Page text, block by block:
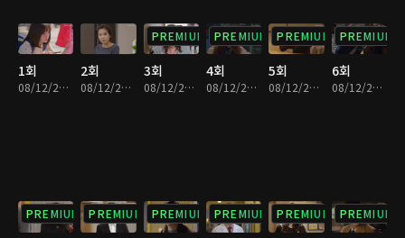
1회
08/12/2022 • 1시간 8분
2회
08/12/2022 • 1시간 5분
PREMIUM
3회
08/12/2022 • 1시간 6분
PREMIUM
4회
08/12/2022 • 1시간 4분
PREMIUM
5회
08/12/2022 • 1시간 4분
PREMIUM
6회
08/12/2022 • 1시간 4분
PREMIUM PREMIUM PREMIUM PREMIUM PREMIUM PREMIUM